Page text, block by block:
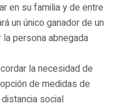
en su familia y de entre
un único ganador de un
la persona abnegada
la necesidad de
de medidas de
social